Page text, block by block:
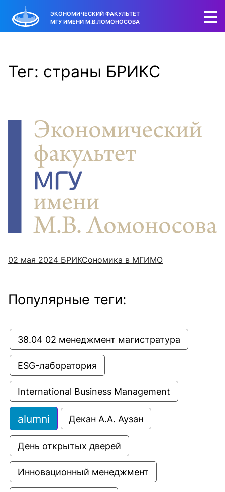
ЭКОНОМИЧЕСКИЙ ФАКУЛЬТЕТ
МГУ ИМЕНИ М.В.ЛОМОНОСОВА
Тег: страны БРИКС
02 мая 2024 БРИКСономика в МГИМО
Популярные теги:
38.04 02 менеджмент магистратура
ESG-лаборатория
International Business Management
alumni Декан А.А. Аузан
День открытых дверей
Инновационный менеджмент